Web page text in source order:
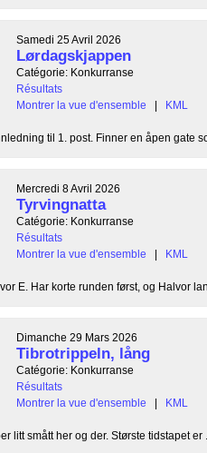
Samedi 25 Avril 2026
Lørdagskjappen
Catégorie: Konkurranse
Résultats
Montrer la vue d'ensemble
| KML
til 1. post. Finner en åpen gate
Mercredi 8 Avril 2026
Tyrvingnatta
Catégorie: Konkurranse
Résultats
Montrer la vue d'ensemble
| KML
E. Har korte runden først, og Halvor
Dimanche 29 Mars 2026
Tibrotrippeln, lång
Catégorie: Konkurranse
Résultats
Montrer la vue d'ensemble
| KML
litt smått her og der. Største tidstapet er ...